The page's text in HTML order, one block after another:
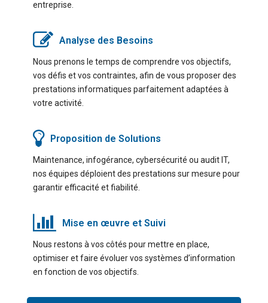
entreprise.
Analyse des Besoins
Nous prenons le temps de comprendre vos objectifs,
vos défis et vos contraintes, afin de vous proposer des
prestations informatiques parfaitement adaptées à
votre activité.
Proposition de Solutions
Maintenance, infogérance, cybersécurité ou audit IT,
nos équipes déploient des prestations sur mesure pour
garantir efficacité et fiabilité.
Mise en œuvre et Suivi
Nous restons à vos côtés pour mettre en place,
optimiser et faire évoluer vos systèmes d’information
en fonction de vos objectifs.